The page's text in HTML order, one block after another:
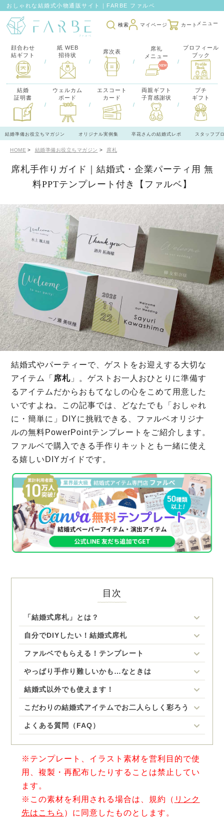
おしゃれな結婚式小物通販サイト｜FARBE ファルベ
検索 マイページ カート
顔合わせ
結ギフト
/
紙 WEB
招待状
/
席次表
/
席礼
メニュー
/
プロフィール
ブック
結婚
証明書
/
ウェルカム
ボード
/
エスコート
カード
/
両親ギフト
子育感謝状
/
プチ
ギフト
結婚準備お役立ちマガジン オリジナル実例集 卒花さんの結婚式レポ スタッフブ
HOME 結婚準備お役立ちマガジン 席札
席札手作りガイド｜結婚式・企業パーティ用 無
料PPTテンプレート付き【ファルベ】
結婚式やパーティーで、ゲストをお迎えする大切な
アイテム「 席札 」。ゲストお一人おひとりに準備す
るアイテムだからおもてなしの心をこめて用意した
いですよね。この記事では、どなたでも「おしゃれ
に・簡単に」DIYに挑戦できる、ファルベオリジナ
ルの無料PowerPointテンプレートをご紹介します。
ファルベで購入できる手作りキットとも一緒に使え
る嬉しいDIYガイドです。
目次
「結婚式席札」とは？
自分でDIYしたい！結婚式席札
ファルベでもらえる！テンプレート
やっぱり手作り難しいかも…なときは
結婚式以外でも使えます！
こだわりの結婚式アイテムでお二人らしく彩ろう
よくある質問（FAQ）
※テンプレート、イラスト素材を営利目的で使
用、複製・再配布したりすることは禁止してい
ます。
※この素材を利用される場合は、規約（ リンク
先はこちら ）に同意したものとします。